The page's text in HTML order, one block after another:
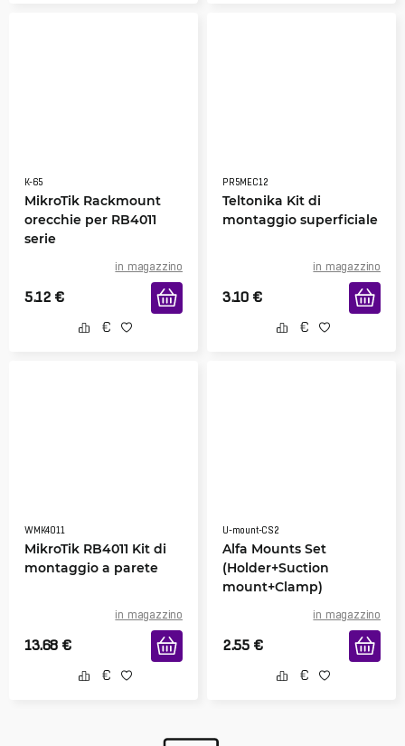
K-65
MikroTik Rackmount
orecchie per RB4011
serie
in magazzino
5.12 €
PR5MEC12
Teltonika Kit di
montaggio superficiale
in magazzino
3.10 €
WMK4011
MikroTik RB4011 Kit di
montaggio a parete
in magazzino
13.68 €
U-mount-CS2
Alfa Mounts Set
(Holder+Suction
mount+Clamp)
in magazzino
2.55 €